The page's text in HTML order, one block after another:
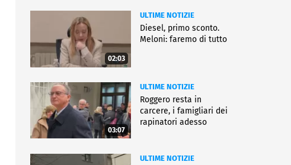
02:03
ULTIME NOTIZIE
Diesel, primo sconto.
Meloni: faremo di tutto
03:07
ULTIME NOTIZIE
Roggero resta in
carcere, i famigliari dei
rapinatori adesso
ULTIME NOTIZIE